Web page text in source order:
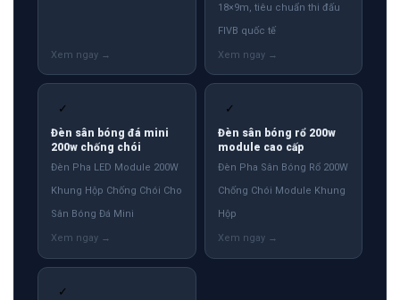
18×9m, tiêu chuẩn thi đấu
FIVB quốc tế
✓
Đèn sân bóng đá mini
200w chống chói
Đèn Pha LED Module 200W
Khung Hộp Chống Chói Cho
Sân Bóng Đá Mini
✓
Đèn sân bóng rổ 200w
module cao cấp
Đèn Pha Sân Bóng Rổ 200W
Chống Chói Module Khung
Hộp
✓